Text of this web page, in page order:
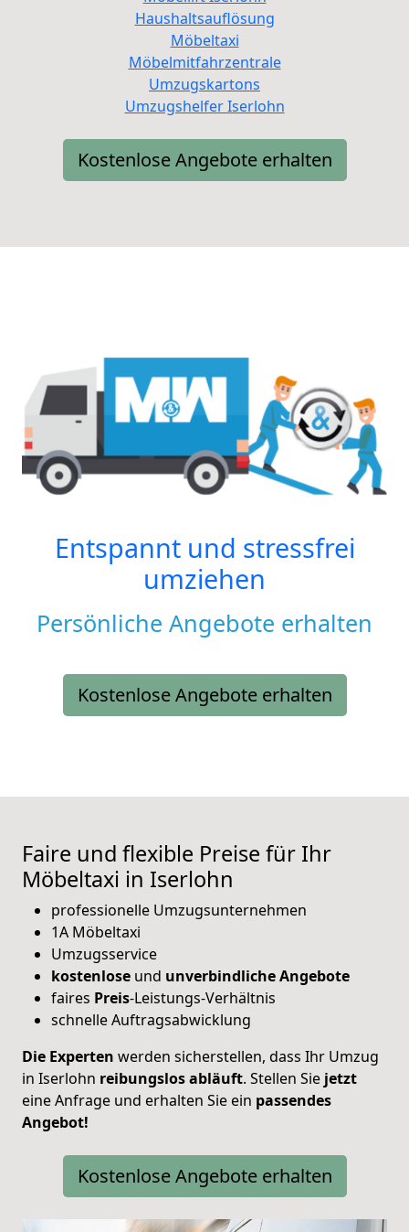
Haushaltsauflösung
Möbeltaxi
Möbelmitfahrzentrale
Umzugskartons
Umzugshelfer Iserlohn
Kostenlose Angebote erhalten
Entspannt und stressfrei
umziehen
Persönliche Angebote erhalten
Kostenlose Angebote erhalten
Faire und flexible Preise für Ihr
Möbeltaxi in Iserlohn
professionelle Umzugsunternehmen
1A Möbeltaxi
Umzugsservice
kostenlose und unverbindlicheAngebote
faires Preis-Leistungs-Verhältnis
schnelle Auftragsabwicklung
Die Experten werden sicherstellen, dass Ihr Umzug
in Iserlohn reibungslosabläuft. Stellen Sie jetzt
eine Anfrage und erhalten Sie ein passendes
Angebot!
Kostenlose Angebote erhalten